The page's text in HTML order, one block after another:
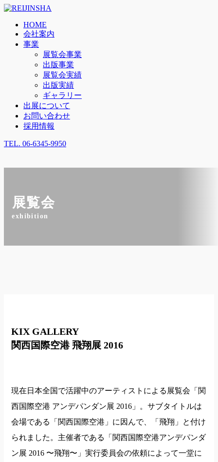
HOME
会社案内
事業
展覧会事業
出版事業
展覧会実績
出版実績
ギャラリー
出展について
お問い合わせ
採用情報
TEL. 06-6345-9950
展覧会
exhibition
KIX GALLERY
関西国際空港 飛翔展 2016
現在日本全国で活躍中のアーティストによる展覧会「関
西国際空港 アンデパンダン展 2016」。サブタイトルは
会場である「関西国際空港」に因んで、「飛翔」と付け
られました。主催者である「関西国際空港アンデパンダ
ン展 2016 〜飛翔〜」実行委員会の依頼によって一堂に